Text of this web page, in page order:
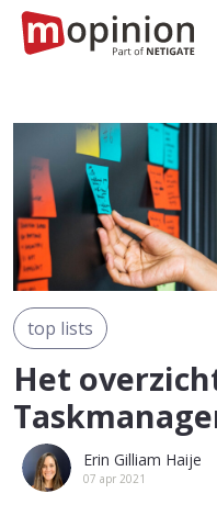
top lists
Het
Erin Gilliam Haije
07 apr 2021